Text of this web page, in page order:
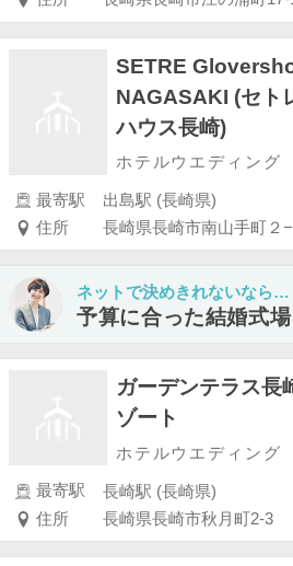
SETRE
NAGASAKI (セト
ハウス長崎)
ホテルウエディング
最寄駅
出島駅 (長崎県)
住所
長崎県長崎市南山手町２
ネットで決めきれないなら…
予算に合った結婚式
ガーデンテラス長
ゾート
ホテルウエディング
最寄駅
長崎駅 (長崎県)
住所
長崎県長崎市秋月町2-3